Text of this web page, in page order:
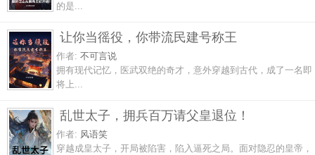
的是...
让你当徭役，你带流民建号称王
作者: 不可言说
拥有现代记忆，医武双绝的奇才，意外穿越到古代，成了一名即
将上...
乱世太子，拥兵百万请父皇退位！
作者: 风语笑
穿越成皇太子，开局被陷害，陷入逼死之局。面对隐忍的皇帝，